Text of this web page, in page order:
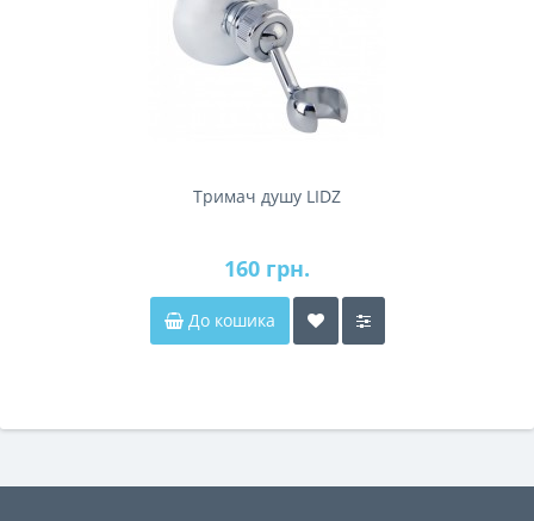
Тримач душу LIDZ
160 грн.
До кошика